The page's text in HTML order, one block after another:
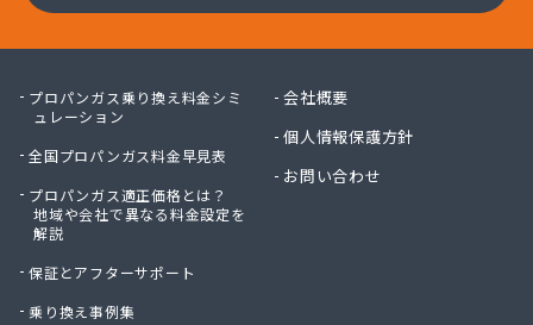
プロパンガス乗り換え料金シミ
ュレーション
全国プロパンガス料金早見表
プロパンガス適正価格とは？
地域や会社で異なる料金設定を
解説
保証とアフターサポート
乗り換え事例集
会社概要
個人情報保護方針
お問い合わせ